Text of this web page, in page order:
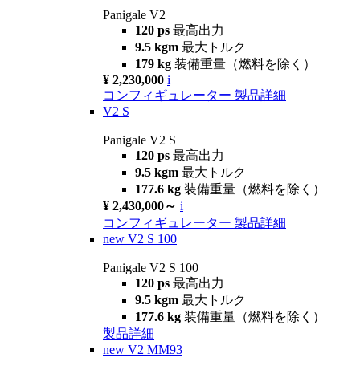
Panigale V2
120 ps 最高出力
9.5 kgm 最大トルク
179 kg 装備重量（燃料を除く）
¥ 2,230,000 i
コンフィギュレーター 製品詳細
V2 S
Panigale V2 S
120 ps 最高出力
9.5 kgm 最大トルク
177.6 kg 装備重量（燃料を除く）
¥ 2,430,000～ i
コンフィギュレーター 製品詳細
new V2 S 100
Panigale V2 S 100
120 ps 最高出力
9.5 kgm 最大トルク
177.6 kg 装備重量（燃料を除く）
製品詳細
new V2 MM93